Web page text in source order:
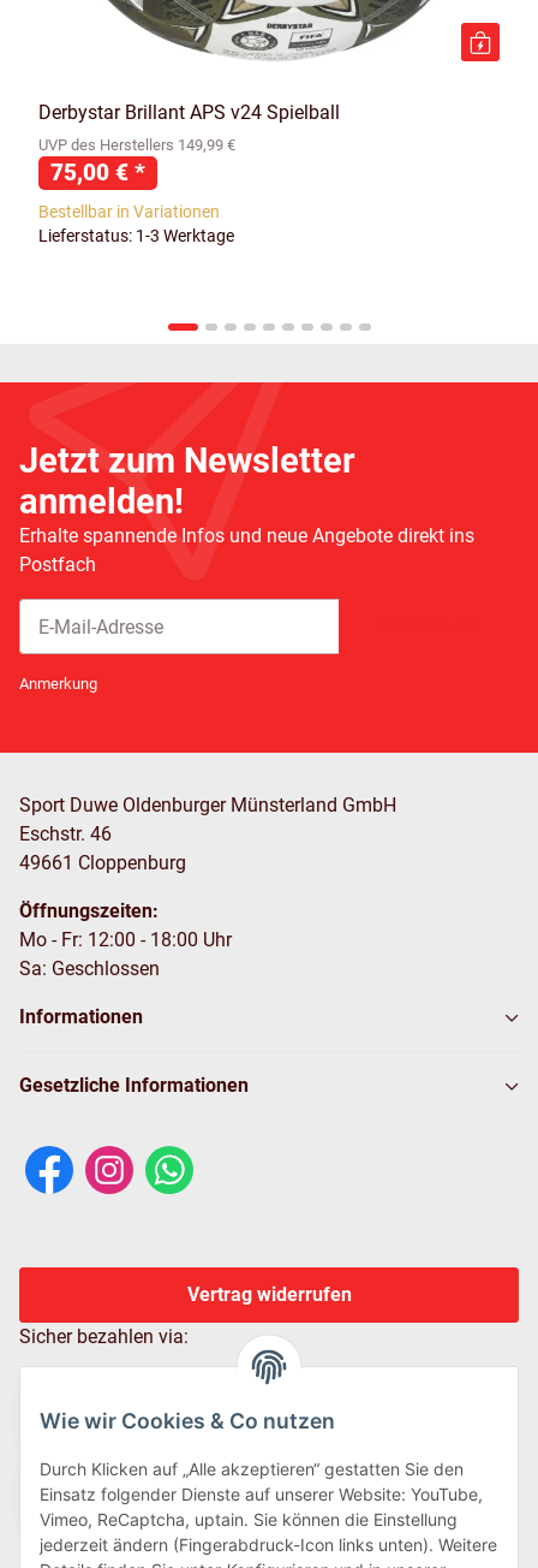
Wie wir Cookies & Co nutzen
Durch Klicken auf „Alle akzeptieren“ gestatten Sie den
Einsatz folgender Dienste auf unserer Website: YouTube,
Vimeo, ReCaptcha, uptain. Sie können die Einstellung
jederzeit ändern (Fingerabdruck-Icon links unten). Weitere
Derbystar Brillant APS v24 Spielball
UVP des Herstellers 149,99 €
75,00 € *
Bestellbar in Variationen
Lieferstatus: 1-3 Werktage
Jetzt zum Newsletter
anmelden!
Erhalte spannende Infos und neue Angebote direkt ins
Postfach
Anmerkung
Sport Duwe Oldenburger Münsterland GmbH
Eschstr. 46
49661 Cloppenburg
Öffnungszeiten:
Mo - Fr: 12:00 - 18:00 Uhr
Sa: Geschlossen
Informationen
Gesetzliche Informationen
Vertrag widerrufen
Sicher bezahlen via: